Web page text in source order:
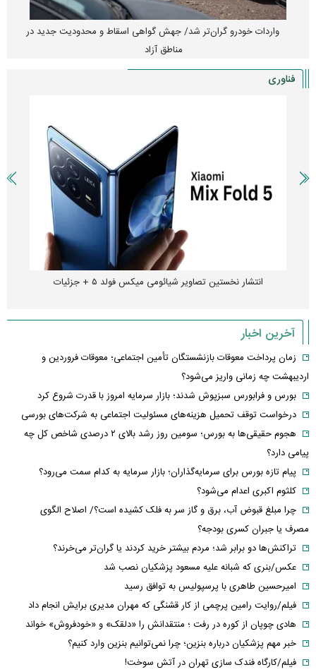
امتیاز واردات خودرو ۳ میلیارد تومان! / رانت جدید در بازار خودرو
چیست؟
فناوری
چگونه جنگ معاملات «هوش مصنوعی» ترامپ در خلیج فارس را نابود
آخرین اخبار
زمان پرداخت معوقات بازنشستگان تأمین اجتماعی؛ معوقات فروردین و
اردیبهشت چه زمانی واریز می‌شود؟
بورس و فرابورس سبزپوش شدند؛ بازار سرمایه امروز با قدرت شروع کرد
درخواست توقف تحمیل هزینه‌های مسئولیت اجتماعی به شرکت‌های بورسی
هجوم حقیقی‌ها به بورس؛ سومین روز رشد بالای ۲ درصدی شاخص کل چه
پیامی دارد؟
پیام تازه بورس برای سرمایه‌گذاران؛ بازار سرمایه به کدام سمت می‌رود؟
کلثوم اکبری اعدام می‌شود؟
چرا مبلغ قبوض آب، برق و گاز سر به فلک کشیده است؟/ اصلاح الگوی
مصرف یا جبران کسری بودجه؟
تراکنش‌ها دو برابر شد؛ مردم بیشتر خرید کردند یا گران‌تر می‌خرند؟
عکس/بنری که شبانه علیه مسعود پزشکیان نصب شد
امیرحسین طاهری با پرسپولیس به توافق رسید
فیلم/روایت رامین پرچمی از کار قشنگی که مهران مدیری برایش انجام داد
هادی چوپان از کوره در رفت ؛ منتقدانش را «دلقک» و «خودفروش» خواند
خبر مهم پزشکیان درباره بنزین؛ چرا نمی‌توانیم بنزین وارد کنیم؟
فیلم/کارگاه فندک سازی تهران در آتش سوخت!